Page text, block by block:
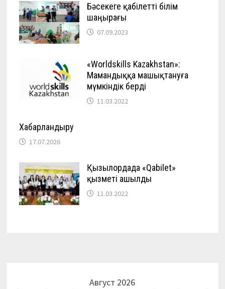
Бәсекеге қабілетті білім
шаңырағы
07.09.2023
«Worldskills Kazakhstan»:
Мамандыққа машықтануға
мүмкіндік берді
11.03.2022
Хабарландыру
17.07.2026
Қызылордада «Qabilet»
қызметі ашылды
11.03.2022
Август 2026